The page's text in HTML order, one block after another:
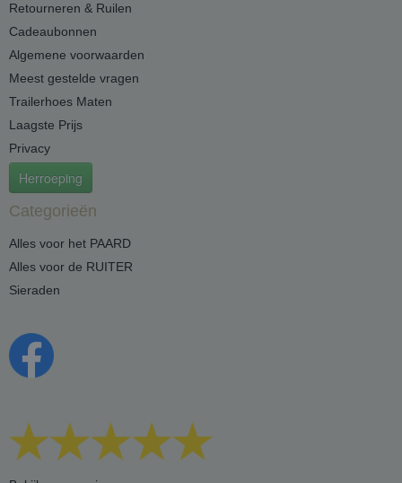
Retourneren & Ruilen
Cadeaubonnen
Algemene voorwaarden
Meest gestelde vragen
Trailerhoes Maten
Laagste Prijs
Privacy
Herroeping
Categorieën
Alles voor het PAARD
Alles voor de RUITER
Sieraden